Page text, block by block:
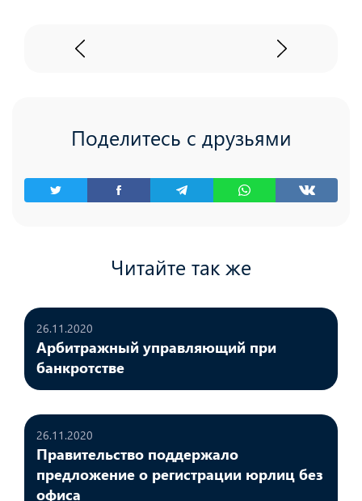
Поделитесь с друзьями
Читайте так же
26.11.2020
Арбитражный управляющий при
банкротстве
26.11.2020
Правительство поддержало
предложение о регистрации юрлиц без
офиса